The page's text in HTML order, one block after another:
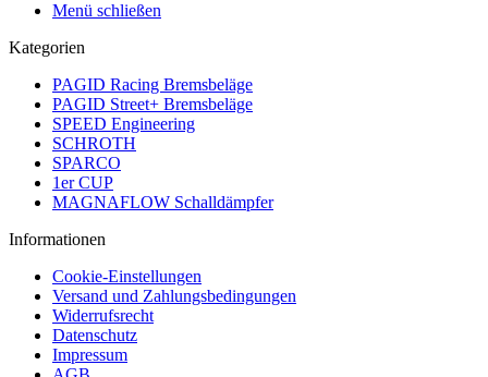
Menü schließen
Kategorien
PAGID Racing Bremsbeläge
PAGID Street+ Bremsbeläge
SPEED Engineering
SCHROTH
SPARCO
1er CUP
MAGNAFLOW Schalldämpfer
Informationen
Cookie-Einstellungen
Versand und Zahlungsbedingungen
Widerrufsrecht
Datenschutz
Impressum